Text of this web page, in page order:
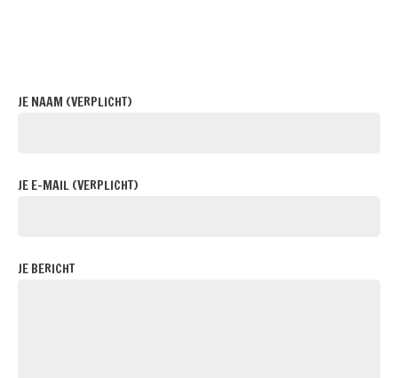
JE NAAM (VERPLICHT)
JE E-MAIL (VERPLICHT)
JE BERICHT